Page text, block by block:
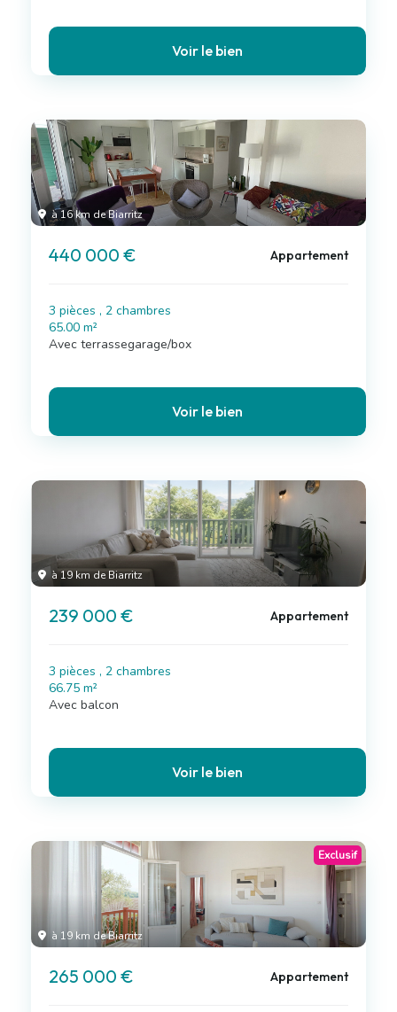
Voir le bien
à 16 km de Biarritz
440 000 € Appartement
3 pièces , 2 chambres
65.00 m²
Avec terrassegarage/box
Voir le bien
à 19 km de Biarritz
239 000 € Appartement
3 pièces , 2 chambres
66.75 m²
Avec balcon
Voir le bien
à 19 km de Biarritz
Exclusif
265 000 € Appartement